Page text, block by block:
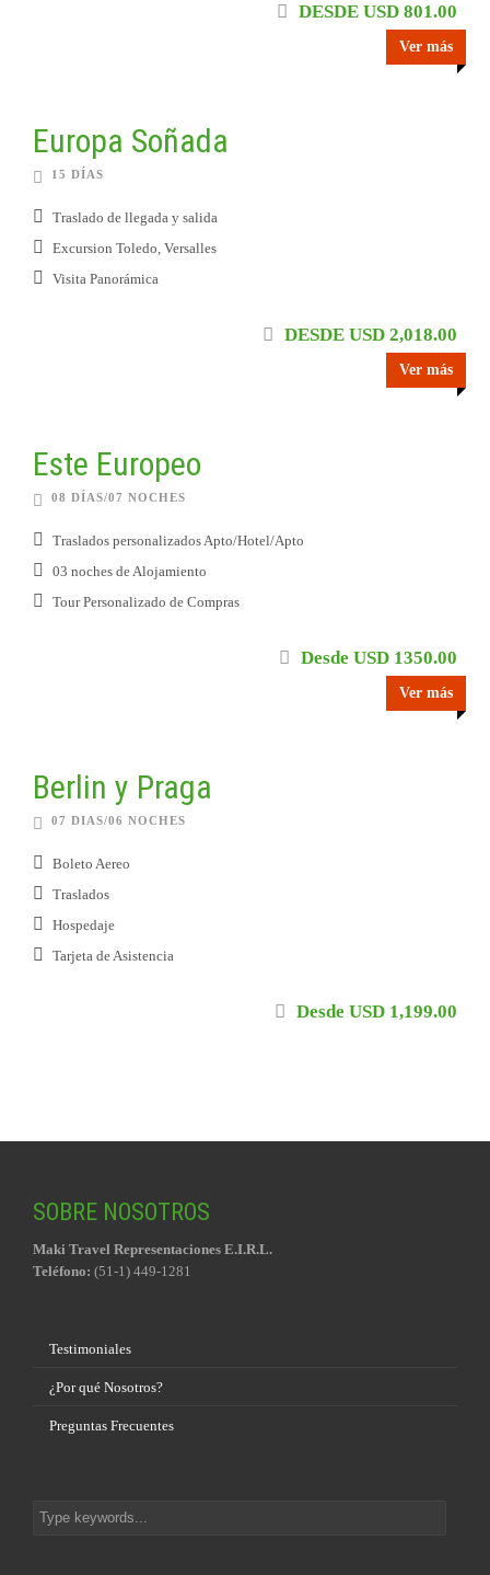
DESDE USD 801.00
Ver más
Europa Soñada
15 DÍAS
Traslado de llegada y salida
Excursion Toledo, Versalles
Visita Panorámica
DESDE USD 2,018.00
Ver más
Este Europeo
08 DÍAS/07 NOCHES
Traslados personalizados Apto/Hotel/Apto
03 noches de Alojamiento
Tour Personalizado de Compras
Desde USD 1350.00
Ver más
Berlin y Praga
07 DIAS/06 NOCHES
Boleto Aereo
Traslados
Hospedaje
Tarjeta de Asistencia
Desde USD 1,199.00
SOBRE NOSOTROS
Maki Travel Representaciones E.I.R.L.
Teléfono: (51-1) 449-1281
Testimoniales
¿Por qué Nosotros?
Preguntas Frecuentes